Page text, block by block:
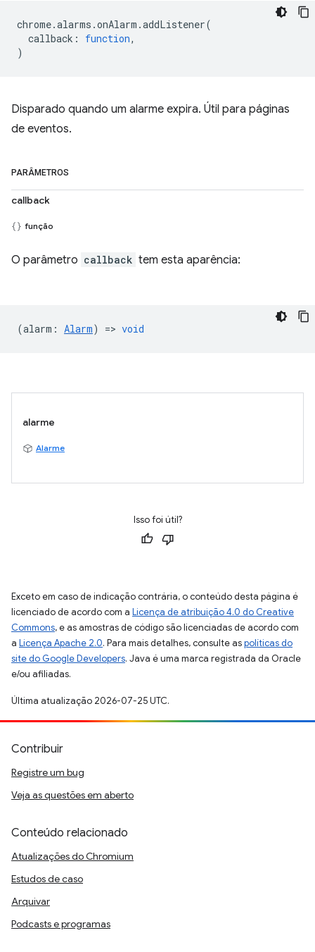
chrome.alarms .onAlarm .addListener(
callback : function,
)
Disparado quando um alarme expira. Útil para páginas
de eventos.
PARÂMETROS
callback
função
O parâmetro callback tem esta aparência:
(alarm : Alarm) => void
alarme
Alarme
Isso foi útil?
Exceto em caso de indicação contrária, o conteúdo desta página é
licenciado de acordo com a Licença de atribuição 4.0 do Creative
Commons, e as amostras de código são licenciadas de acordo com
a Licença Apache 2.0. Para mais detalhes, consulte aspolíticas do
site do Google Developers. Java é uma marca registrada da Oracle
e/ou afiliadas.
Última atualização 2026-07-25 UTC.
Contribuir
Registre um bug
Veja as questões em aberto
Conteúdo relacionado
Atualizações do Chromium
Estudos de caso
Arquivar
Podcasts e programas